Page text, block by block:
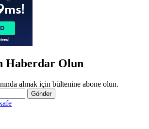
Haberdar Olun
almak için bültenine abone olun.